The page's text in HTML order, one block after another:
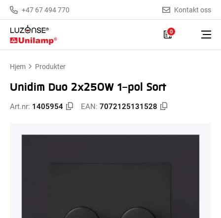
+47 67 494 770 Kontakt oss
0
Hjem Produkter
Unidim Duo 2x250W 1-pol Sort
Art.nr: 1405954 EAN: 7072125131528